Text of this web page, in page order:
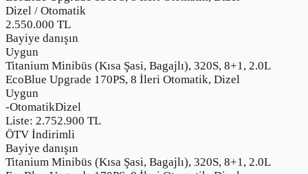
Dizel / Otomatik
2.550.000 TL
Bayiye danışın
Uygun
Titanium Minibüs (Kısa Şasi, Bagajlı), 320S, 8+1, 2.0L
EcoBlue Upgrade 170PS, 8 İleri Otomatik, Dizel
Uygun
-OtomatikDizel
Liste: 2.752.900 TL
ÖTV İndirimli
Bayiye danışın
Titanium Minibüs (Kısa Şasi, Bagajlı), 320S, 8+1, 2.0L